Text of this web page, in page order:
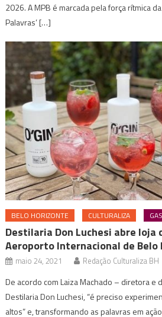
2026. A MPB é marcada pela força rítmica
Palavras’ […]
BELO HORIZONTE CULTURALIZA
Destilaria Don Luchesi abre loja
Aeroporto Internacional de Belo
maio 24, 2021 Redação Culturaliza BH
De acordo com Laiza Machado – diretora e
Destilaria Don Luchesi, “é preciso
altos” e, transformando as palavras em